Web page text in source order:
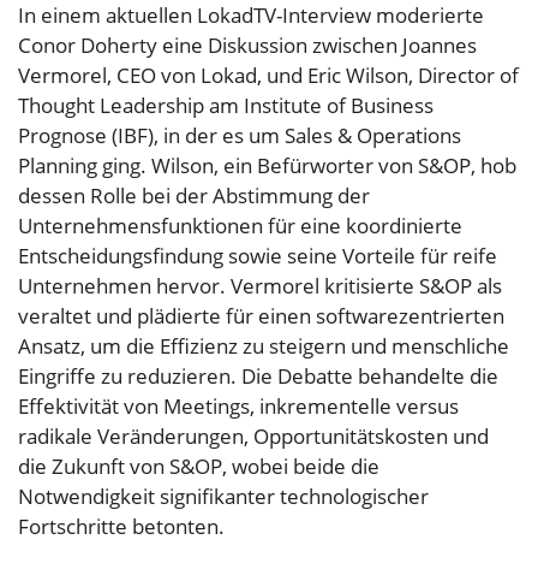
In einem aktuellen LokadTV-Interview moderierte
Conor Doherty eine Diskussion zwischen Joannes
Vermorel, CEO von Lokad, und Eric Wilson, Director of
Thought Leadership am Institute of Business
Prognose (IBF), in der es um Sales & Operations
Planning ging. Wilson, ein Befürworter von S&OP, hob
dessen Rolle bei der Abstimmung der
Unternehmensfunktionen für eine koordinierte
Entscheidungsfindung sowie seine Vorteile für reife
Unternehmen hervor. Vermorel kritisierte S&OP als
veraltet und plädierte für einen softwarezentrierten
Ansatz, um die Effizienz zu steigern und menschliche
Eingriffe zu reduzieren. Die Debatte behandelte die
Effektivität von Meetings, inkrementelle versus
radikale Veränderungen, Opportunitätskosten und
die Zukunft von S&OP, wobei beide die
Notwendigkeit signifikanter technologischer
Fortschritte betonten.